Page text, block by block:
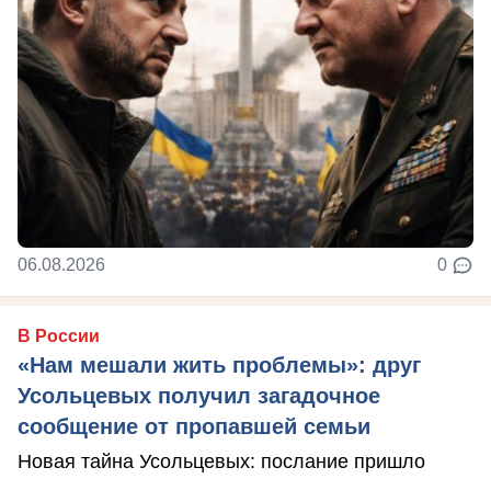
06.08.2026 0
В России
«Нам мешали жить проблемы»: друг
Усольцевых получил загадочное
сообщение от пропавшей семьи
Новая тайна Усольцевых: послание пришло